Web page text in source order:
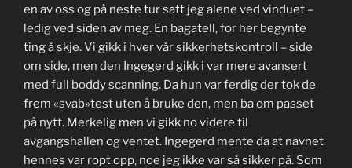
en av oss og på neste tur satt jeg alene ved vinduet –
ledig ved siden av meg. En bagatell, for her begynte
ting å skje. Vi gikk i hver vår sikkerhetskontroll – side
om side, men den Ingegerd gikk i var mere avansert
med full boddy scanning. Da hun var ferdig der tok de
frem «svab»test uten å bruke den, men ba om passet
på nytt. Merkelig men vi gikk no videre til
avgangshallen og ventet. Ingegerd mente da at navnet
hennes var ropt opp, noe jeg ikke var så sikker på. Som